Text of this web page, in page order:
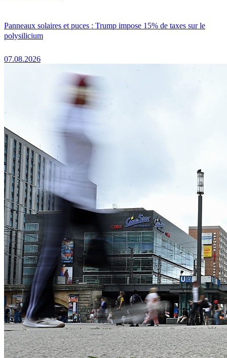
Panneaux solaires et puces : Trump impose 15% de taxes sur le
polysilicium
07.08.2026